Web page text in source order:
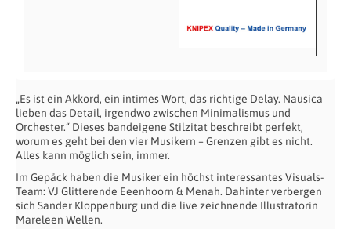
„Es ist ein Akkord, ein intimes Wort, das richtige Delay. Nausica
lieben das Detail, irgendwo zwischen Minimalismus und
Orchester.“ Dieses bandeigene Stilzitat beschreibt perfekt,
worum es geht bei den vier Musikern – Grenzen gibt es nicht.
Alles kann möglich sein, immer.
Im Gepäck haben die Musiker ein höchst interessantes Visuals-
Team: VJ Glitterende Eeenhoorn & Menah. Dahinter verbergen
sich Sander Kloppenburg und die live zeichnende Illustratorin
Mareleen Wellen.